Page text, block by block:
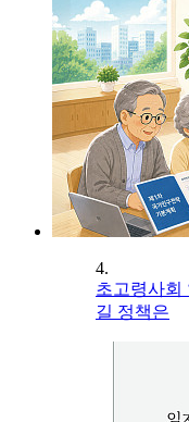
4.
초고령사회
길 정책은